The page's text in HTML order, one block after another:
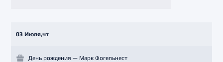
03 Июля,чт
День рождения — Марк Фогельнест